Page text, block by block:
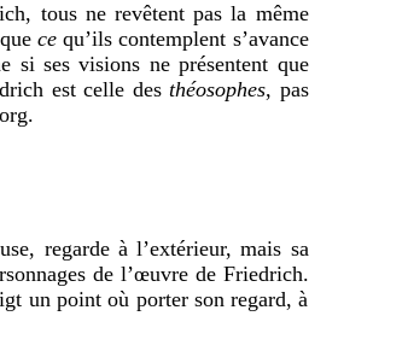
tous ne revêtent pas la même
cequ’ils contemplent s’avance
si ses visions ne présentent que
est celle des théosophes, pas
regarde à l’extérieur, mais sa
de l’œuvre de Friedrich.
un point où porter son regard, à